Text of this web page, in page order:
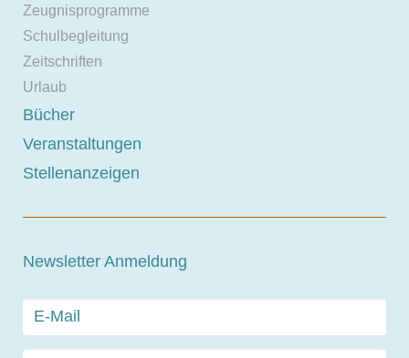
Zeugnisprogramme
Schulbegleitung
Zeitschriften
Urlaub
Bücher
Veranstaltungen
Stellenanzeigen
Newsletter Anmeldung